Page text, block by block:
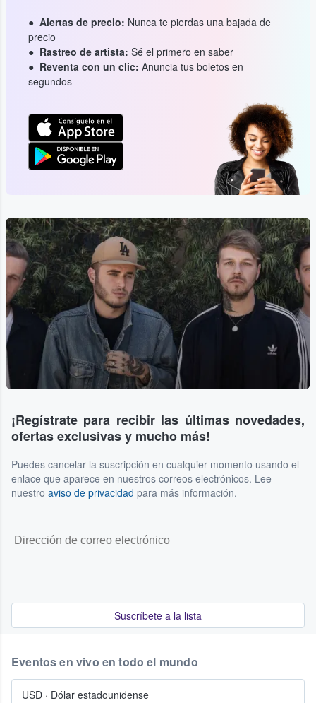
Alertas de precio: Nunca te pierdas una bajada de
precio
Rastreo de artista: Sé el primero en saber
Reventa con un clic: Anuncia tus boletos en
segundos
¡Regístrate para recibir las últimas novedades,
ofertas exclusivas y mucho más!
Puedes cancelar la suscripción en cualquier momento usando el
enlace que aparece en nuestros correos electrónicos. Lee
nuestro aviso de privacidad para más información.
Suscríbete a la lista
Eventos en vivo en todo el mundo
USD · Dólar estadounidense